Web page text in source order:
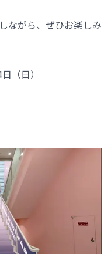
ながら、ぜひお楽しみ
（日）